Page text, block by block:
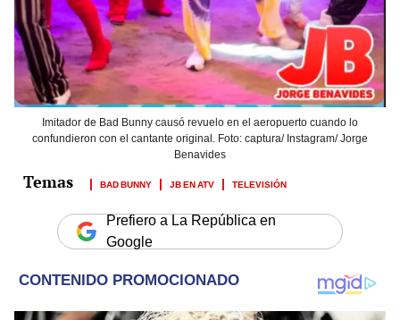
Imitador de Bad Bunny causó revuelo en el aeropuerto cuando lo
confundieron con el cantante original. Foto: captura/ Instagram/ Jorge
Benavides
BAD BUNNY JB EN ATV TELEVISIÓN
Prefiero a La República en
Google